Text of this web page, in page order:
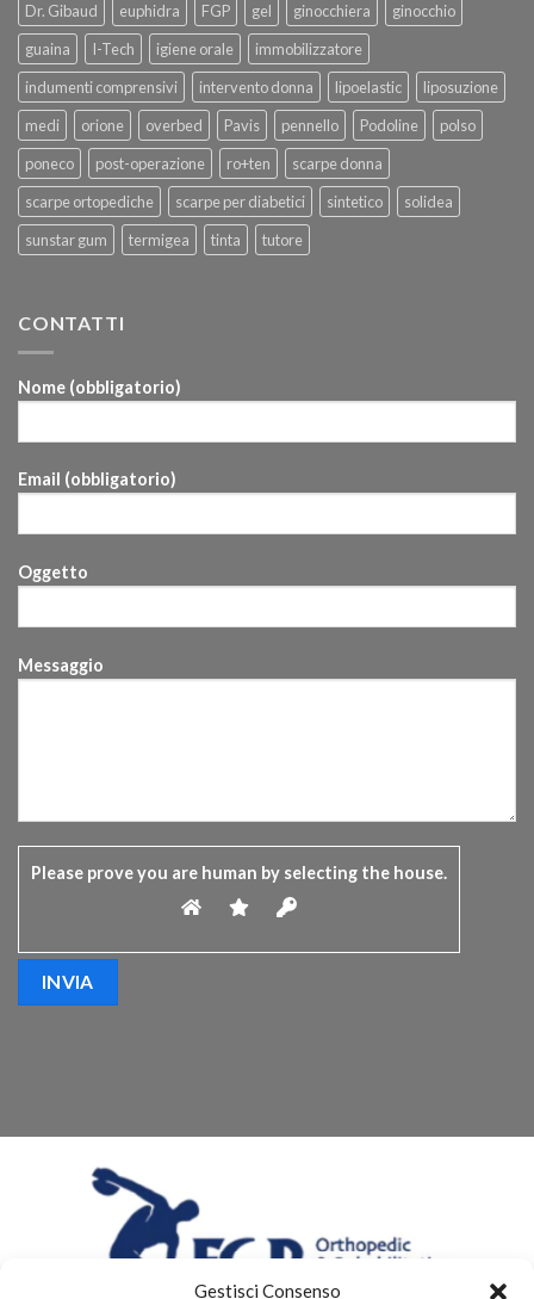
Gestisci Consenso
Dr. Gibaud
euphidra FGP gel ginocchiera
ginocchio
guaina
I-Tech igiene orale
immobilizzatore
indumenti comprensivi
intervento donna lipoelastic
liposuzione
medi
orione overbed Pavis pennello Podoline
polso
poneco
post-operazione ro+ten
scarpe donna
scarpe ortopediche
scarpe per diabetici sintetico
solidea
sunstar gum
termigea tinta tutore
CONTATTI
Nome (obbligatorio)
Email (obbligatorio)
Oggetto
Messaggio
Please prove you are human by selecting the house.